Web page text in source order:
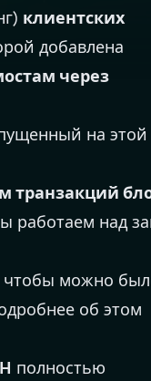
клиентских
добавлена
через
на этой
транзакций
работаем над
чтобы можно
об этом
полностью